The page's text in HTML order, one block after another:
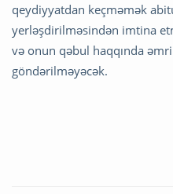
qeydiyyatdan keçməmək
yerləşdirilməsindən imtina
və onun qəbul haqqında
göndərilməyəcək.